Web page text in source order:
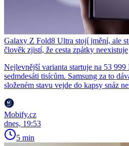
Galaxy Z Fold8 Ultra stojí jmění, ale
člověk zjistí, že cesta zpátky neexistuje
Nejlevnější varianta startuje na 53
sedmdesáti tisícům. Samsung za to
složeném stavu vejde do kapsy snáz
Mobify.cz
dnes, 19:53
5 min